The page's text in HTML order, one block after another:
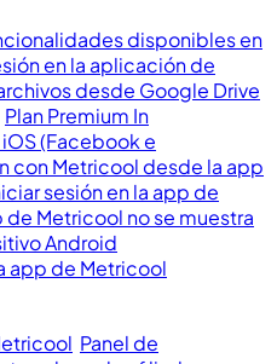
disponibles en
en la aplicación de
desde Google Drive
Plan Premium In
(Facebook e
con Metricool desde la app
sesión en la app de
de Metricool no se muestra
Android
app de Metricool
Panel de